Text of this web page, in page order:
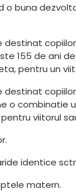
buna
destinat
155 de ani
pentru un
destinat
o
viitorul
matern.